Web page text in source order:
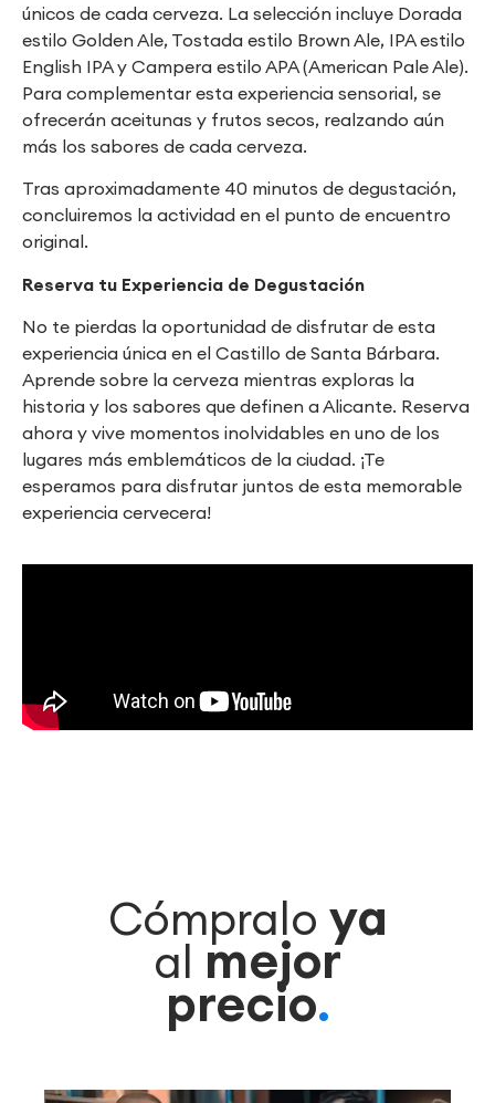
únicos de cada cerveza. La selección incluye Dorada
estilo Golden Ale, Tostada estilo Brown Ale, IPA estilo
English IPA y Campera estilo APA (American Pale Ale).
Para complementar esta experiencia sensorial, se
ofrecerán aceitunas y frutos secos, realzando aún
más los sabores de cada cerveza.
Tras aproximadamente 40 minutos de degustación,
concluiremos la actividad en el punto de encuentro
original.
Reserva tu Experiencia de Degustación
No te pierdas la oportunidad de disfrutar de esta
experiencia única en el Castillo de Santa Bárbara.
Aprende sobre la cerveza mientras exploras la
historia y los sabores que definen a Alicante. Reserva
ahora y vive momentos inolvidables en uno de los
lugares más emblemáticos de la ciudad. ¡Te
esperamos para disfrutar juntos de esta memorable
experiencia cervecera!
Cómpralo ya
al mejor
precio.